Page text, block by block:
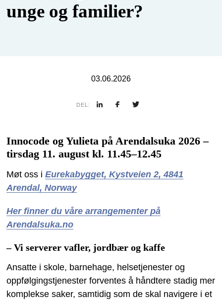
unge og familier?
03.06.2026
DEL:
Innocode og Yulieta på Arendalsuka 2026 –
tirsdag 11. august kl. 11.45–12.45
Møt oss i Eurekabygget, Kystveien 2, 4841
Arendal, Norway
Her finner du våre arrangementer på
Arendalsuka.no
– Vi serverer vafler, jordbær og kaffe
Ansatte i skole, barnehage, helsetjenester og
oppfølgingstjenester forventes å håndtere stadig mer
komplekse saker, samtidig som de skal navigere i et